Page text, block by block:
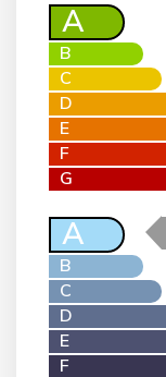
A
B
C
D
E
F
G
A
B
C
D
E
F